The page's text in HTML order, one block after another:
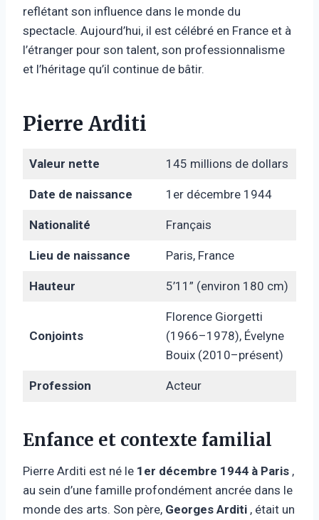
reflétant son influence dans le monde du
spectacle. Aujourd’hui, il est célébré en France et à
l’étranger pour son talent, son professionnalisme
et l’héritage qu’il continue de bâtir.
Pierre Arditi
Valeur nette 145 millions de dollars
Date de naissance 1er décembre 1944
Nationalité Français
Lieu de naissance Paris, France
Hauteur 5’11” (environ 180 cm)
Conjoints
Florence Giorgetti
(1966–1978), Évelyne
Bouix (2010–présent)
Profession Acteur
Enfance et contexte familial
Pierre Arditi est né le 1er décembre 1944 à Paris ,
au sein d’une famille profondément ancrée dans le
monde des arts. Son père, Georges Arditi , était un